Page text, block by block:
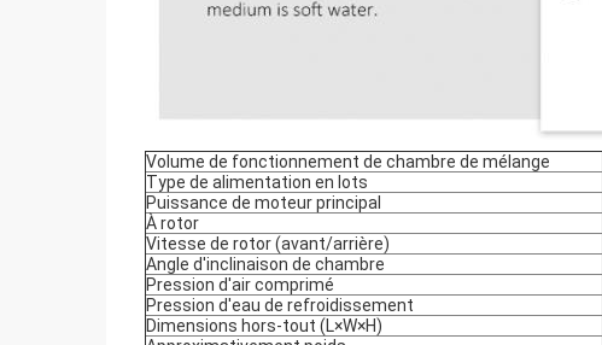
Volume de fonctionnement de chambre de mélange
Type de alimentation en lots
Puissance de moteur principal
À rotor
Vitesse de rotor (avant/arrière)
Angle d'inclinaison de chambre
Pression d'air comprimé
Pression d'eau de refroidissement
Dimensions hors-tout (L×W×H)